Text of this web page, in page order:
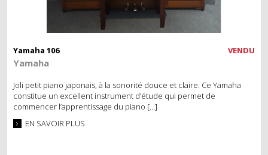
VENDU
Yamaha 106
Yamaha
Joli petit piano japonais, à la sonorité douce et claire. Ce Yamaha
constitue un excellent instrument d’étude qui permet de
commencer l’apprentissage du piano […]
EN SAVOIR PLUS